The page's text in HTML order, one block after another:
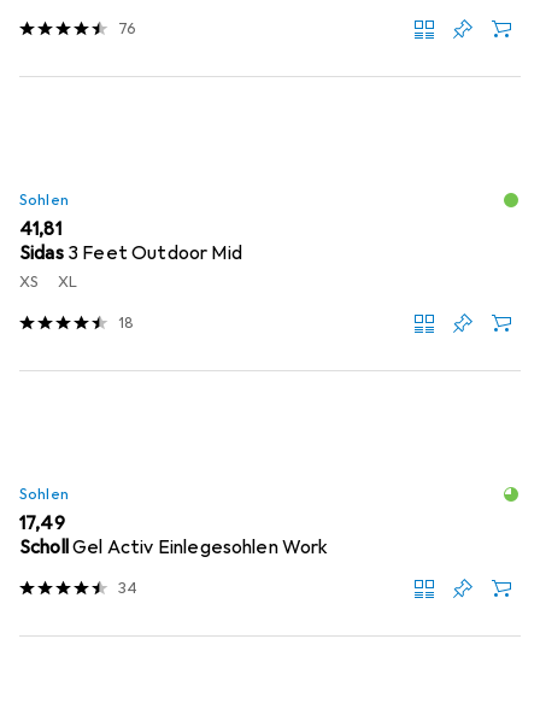
76
Sohlen
EUR
41,81
Sidas 3 Feet Outdoor Mid
XS XL
18
Sohlen
EUR
17,49
SchollGel Activ Einlegesohlen Work
34